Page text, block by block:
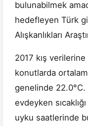
bulunabilmek
hedefleyen Türk
Alışkanlıkları
2017 kış
konutlarda
genelinde 22.0°C.
evdeyken
uyku saatlerinde bu